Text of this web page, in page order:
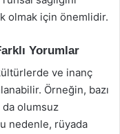
olmak için önemlidir.
Yorumlar
ve inanç
Örneğin, bazı
olumsuz
nedenle, rüyada